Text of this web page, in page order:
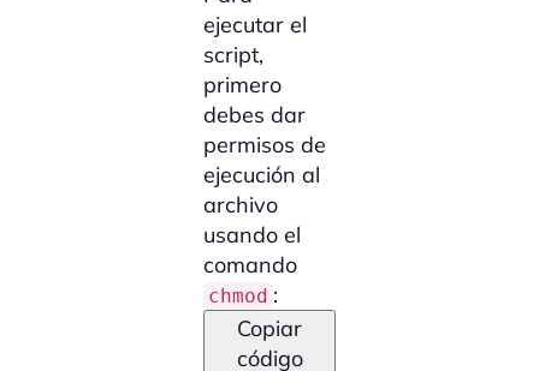
ejecutar el
script,
primero
debes dar
permisos de
ejecución al
archivo
usando el
comando
chmod :
Copiar
código